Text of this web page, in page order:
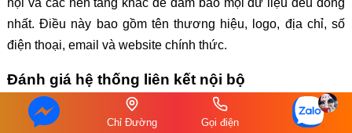
hội và các nền tảng khác để đảm bảo mọi dữ liệu đều đồng
nhất. Điều này bao gồm tên thương hiệu, logo, địa chỉ, số
điện thoại, email và website chính thức.
Đánh giá hệ thống liên kết nội bộ
Một hệ thống Internal Link được tổ chức khoa học sẽ giúp
Chỉ Đường Gọi điện